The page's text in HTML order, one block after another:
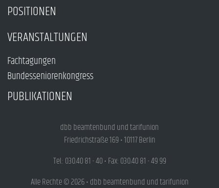
POSITIONEN
VERANSTALTUNGEN
Fachtagungen
Bundesseniorenkongress
PUBLIKATIONEN
dbb beamtenbund und tarifunion
Friedrichstraße 169 • 10117 Berlin
Tel.: 030.40 81 - 40 • Fax: 030.40 81 - 49 99
Alle Rechte © 2026 • dbb beamtenbund und tarifunion